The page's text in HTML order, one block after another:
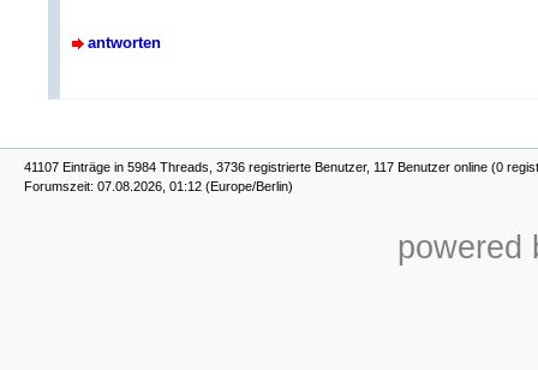
antworten
41107 Einträge in 5984 Threads, 3736 registrierte Benutzer, 117 Benutzer online (0
Forumszeit: 07.08.2026, 01:12 (Europe/Berlin)
powered